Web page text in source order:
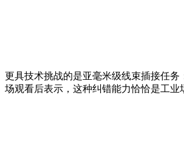
更具技术挑战的是亚毫米级线束插接任
场观看后表示，这种纠错能力恰恰是工业